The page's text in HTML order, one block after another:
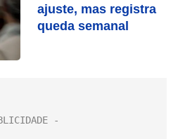
ajuste, mas registra
queda semanal